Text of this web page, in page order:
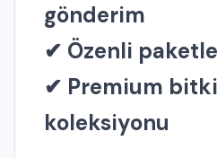
gönderim
✔ Özenli
✔ Premium bitki
koleksiyonu